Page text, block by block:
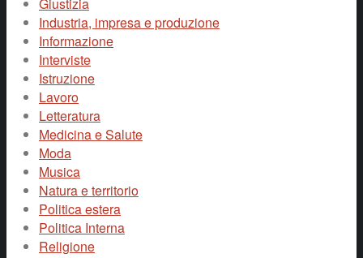
Industria, impresa e produzione
Informazione
Interviste
Istruzione
Lavoro
Letteratura
Medicina e Salute
Moda
Musica
Natura e territorio
Politica estera
Politica Interna
Religione